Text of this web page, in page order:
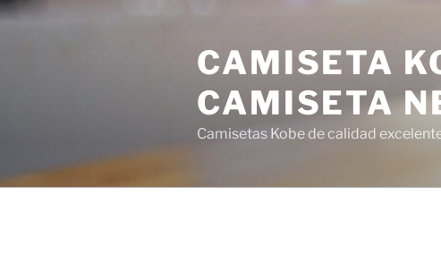
Saltar
CAMISETA
CAMISETA
Camisetas Kobe de calidad